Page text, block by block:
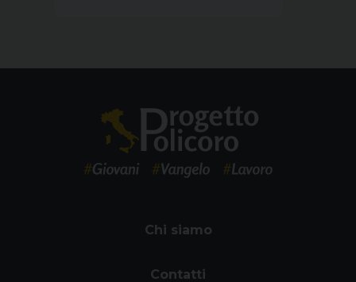
Chi siamo
Contatti